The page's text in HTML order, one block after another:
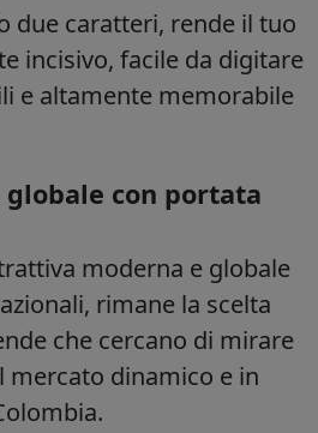
due caratteri, rende il tuo
incisivo, facile da digitare
e altamente memorabile
globale con portata
moderna e globale
rimane la scelta
che cercano di mirare
mercato dinamico e in